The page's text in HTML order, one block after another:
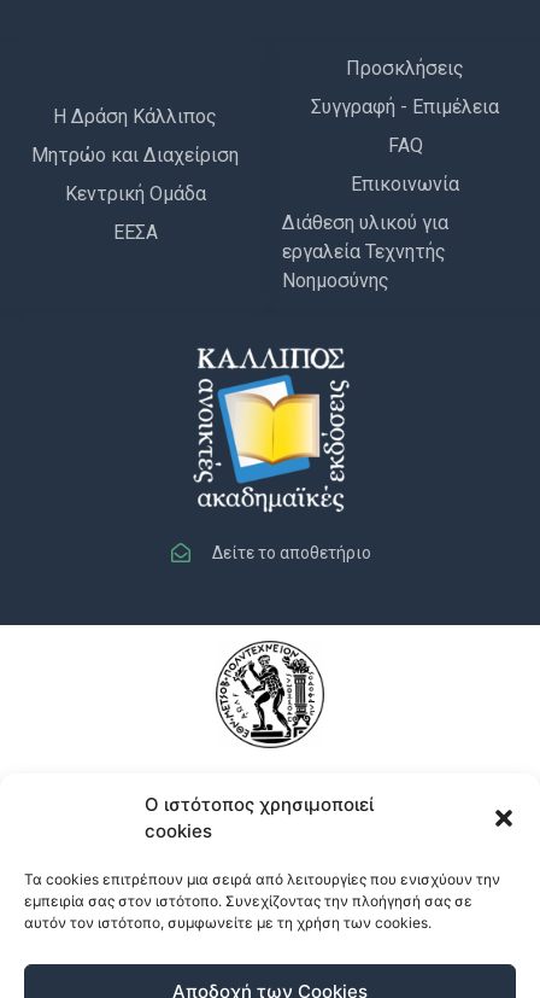
Ο ιστότοπος χρησιμοποιεί
cookies
Τα cookies επιτρέπουν μια σειρά από λειτουργίες που ενισχύουν την
εμπειρία σας στον ιστότοπο. Συνεχίζοντας την πλοήγησή σας σε
αυτόν τον ιστότοπο, συμφωνείτε με τη χρήση των cookies.
Αποδοχή των Cookies
Η Δράση Κάλλιπος
Μητρώο και Διαχείριση
Κεντρική Ομάδα
ΕΕΣΑ
Προσκλήσεις
Συγγραφή - Επιμέλεια
FAQ
Επικοινωνία
Διάθεση υλικού για
εργαλεία Τεχνητής
Νοημοσύνης
Δείτε το αποθετήριο